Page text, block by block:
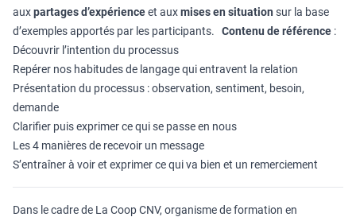
auxpartages d’expérienceet auxmises en situation sur la base
d’exemples apportés par les participants. Contenu de référence :
Découvrir l’intention du processus
Repérer nos habitudes de langage qui entravent la relation
Présentation du processus : observation, sentiment, besoin,
demande
Clarifier puis exprimer ce qui se passe en nous
Les 4 manières de recevoir un message
S’entraîner à voir et exprimer ce qui va bien et un remerciement
Dans le cadre de La Coop CNV, organisme de formation en